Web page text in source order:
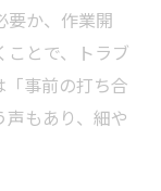
要か、作業開
とで、トラブ
事前の打ち合
もあり、細や